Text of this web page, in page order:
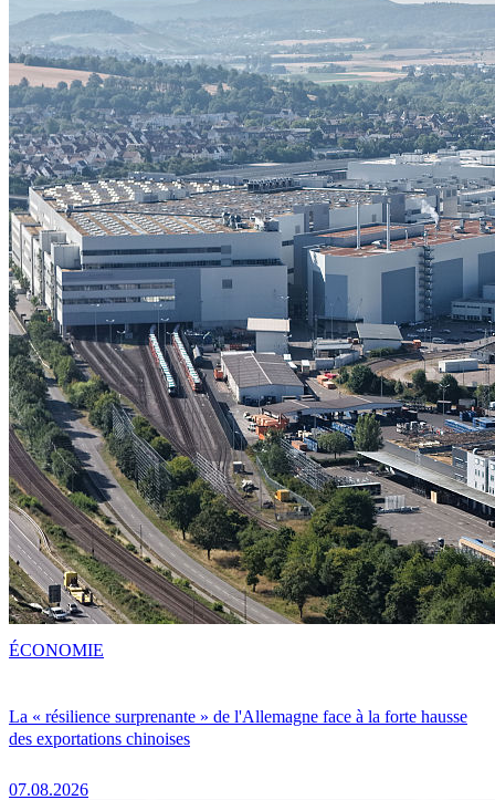
La « résilience surprenante » de l'Allemagne face à la forte hausse
des exportations chinoises
07.08.2026
ÉCONOMIE